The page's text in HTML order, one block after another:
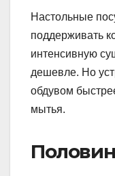
Настольные
поддерживать
интенсивную
дешевле. Но
обдувом
мытья.